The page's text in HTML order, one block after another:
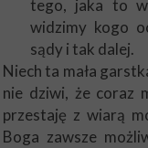
tego, jaka to
widzimy kogo
sądy i tak dalej.
Niech ta mała
nie dziwi, że coraz
przestaję z wiarą
Boga zawsze